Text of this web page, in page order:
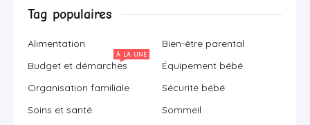
Tag populaires
Alimentation
Bien-être parental
Budget et démarches
À LA UNE
Équipement bébé
Organisation familiale
Sécurité bébé
Soins et santé
Sommeil